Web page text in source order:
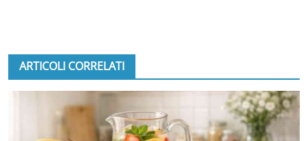
ARTICOLI CORRELATI